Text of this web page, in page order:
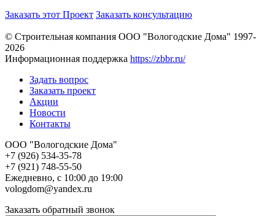
Заказать этот Проект Заказать консультацию
© Строительная компания ООО "Вологодские Дома" 1997-
2026
Информационная поддержка https://zbbr.ru/
Задать вопрос
Заказать проект
Акции
Новости
Контакты
ООО "Вологодские Дома"
+7 (926) 534-35-78
+7 (921) 748-55-50
Ежедневно, с 10:00 до 19:00
vologdom@yandex.ru
Заказать обратный звонок